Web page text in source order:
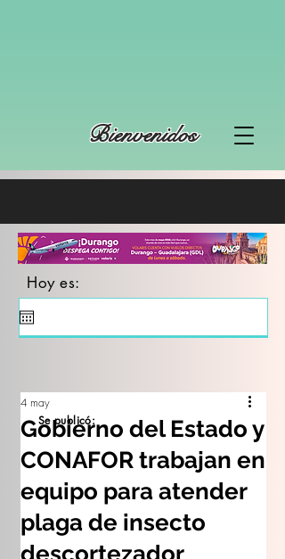
Bienvenidos
Hoy es:
Gobierno del Estado y
CONAFOR trabajan en
equipo para atender
plaga de insecto
descortezador
4 may
Se publicó: